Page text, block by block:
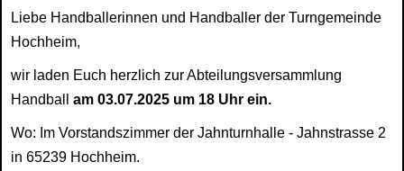
Liebe Handballerinnen und Handballer der Turngemeinde
Hochheim,
wir laden Euch herzlich zur Abteilungsversammlung
Handball am 03.07.2025 um 18 Uhr ein.
Wo: Im Vorstandszimmer der Jahnturnhalle - Jahnstrasse 2
in 65239 Hochheim.